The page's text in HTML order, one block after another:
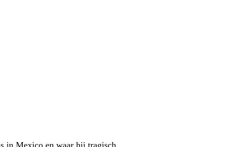
in Mexico en waar hij tragisch